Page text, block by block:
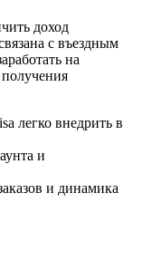
доход
с въездным
на
легко внедрить в
и
и динамика